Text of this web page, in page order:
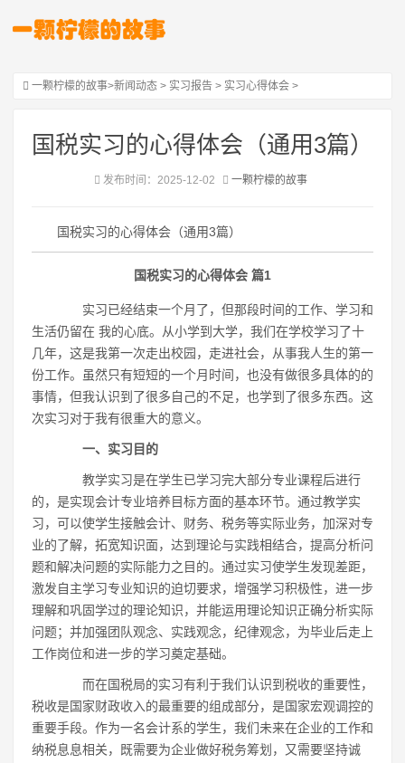
一颗柠檬的故事>新闻动态 > 实习报告 > 实习心得体会 >
国税实习的心得体会（通用3篇）
发布时间：2025-12-02 一颗柠檬的故事
国税实习的心得体会（通用3篇）
国税实习的心得体会 篇1
实习已经结束一个月了，但那段时间的工作、学习和
生活仍留在 我的心底。从小学到大学，我们在学校学习了十
几年，这是我第一次走出校园，走进社会，从事我人生的第一
份工作。虽然只有短短的一个月时间，也没有做很多具体的的
事情，但我认识到了很多自己的不足，也学到了很多东西。这
次实习对于我有很重大的意义。
一、实习目的
教学实习是在学生已学习完大部分专业课程后进行
的，是实现会计专业培养目标方面的基本环节。通过教学实
习，可以使学生接触会计、财务、税务等实际业务，加深对专
业的了解，拓宽知识面，达到理论与实践相结合，提高分析问
题和解决问题的实际能力之目的。通过实习使学生发现差距，
激发自主学习专业知识的迫切要求，增强学习积极性，进一步
理解和巩固学过的理论知识，并能运用理论知识正确分析实际
问题；并加强团队观念、实践观念，纪律观念，为毕业后走上
工作岗位和进一步的学习奠定基础。
而在国税局的实习有利于我们认识到税收的重要性，
税收是国家财政收入的最重要的组成部分，是国家宏观调控的
重要手段。作为一名会计系的学生，我们未来在企业的工作和
纳税息息相关，既需要为企业做好税务筹划，又需要坚持诚